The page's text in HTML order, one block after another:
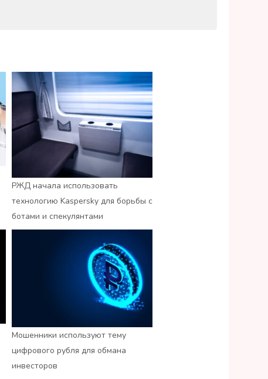
РЖД начала использовать
технологию Kaspersky для борьбы с
ботами и спекулянтами
Мошенники используют тему
цифрового рубля для обмана
инвесторов